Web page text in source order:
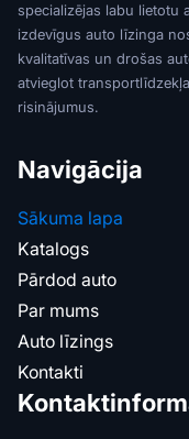
specializējas labu lietotu
izdevīgus auto līzinga
kvalitatīvas un drošas
atvieglot
risinājumus.
Navigācija
Sākuma lapa
Katalogs
Pārdod auto
Par mums
Auto līzings
Kontakti